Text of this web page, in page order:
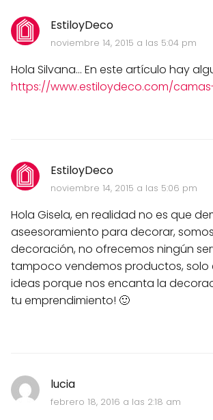
EstiloyDeco
noviembre 14, 2015 a las 5:04 pm
Hola Silvana... En este artículo hay
https://www.estiloydeco.com/
EstiloyDeco
noviembre 14, 2015 a las 5:06 pm
Hola Gisela, en realidad no es que
aseesoramiento para decorar,
decoración, no ofrecemos ningún
tampoco vendemos productos, solo
ideas porque nos encanta la
tu emprendimiento! 🙂
lucia
febrero 18, 2016 a las 2:18 am